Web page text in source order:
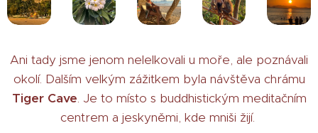
Ani tady jsme jenom nelelkovali u moře, ale poznávali
okolí. Dalším velkým zážitkem byla návštěva chrámu
Tiger Cave. Je to místo s buddhistickým meditačním
centrem a jeskyněmi, kde mniši žijí.